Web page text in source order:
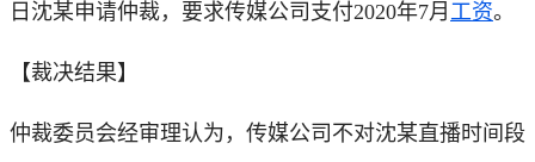
日沈某申请仲裁，要求传媒公司支付2020年7月 工资。
【裁决结果】
仲裁委员会经审理认为，传媒公司不对沈某直播时间段